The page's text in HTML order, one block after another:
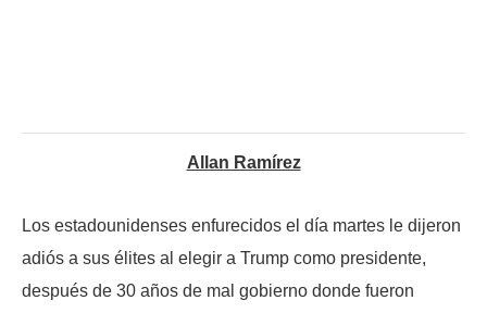
Allan Ramírez
Los estadounidenses enfurecidos el día martes le dijeron
adiós a sus élites al elegir a Trump como presidente,
después de 30 años de mal gobierno donde fueron